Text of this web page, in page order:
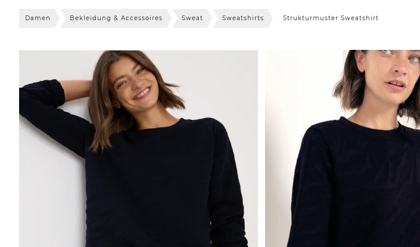
Damen Bekleidung & Accessoires Sweat Sweatshirts Strukturmuster Sweatshirt